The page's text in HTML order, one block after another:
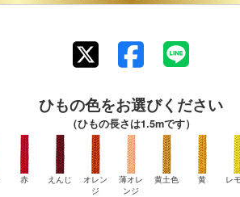
ひもの色をお選びください
（ひもの長さは1.5mです）
赤 えんじ
オレン
ジ
薄オレ
ンジ
黄土色 黄 レ